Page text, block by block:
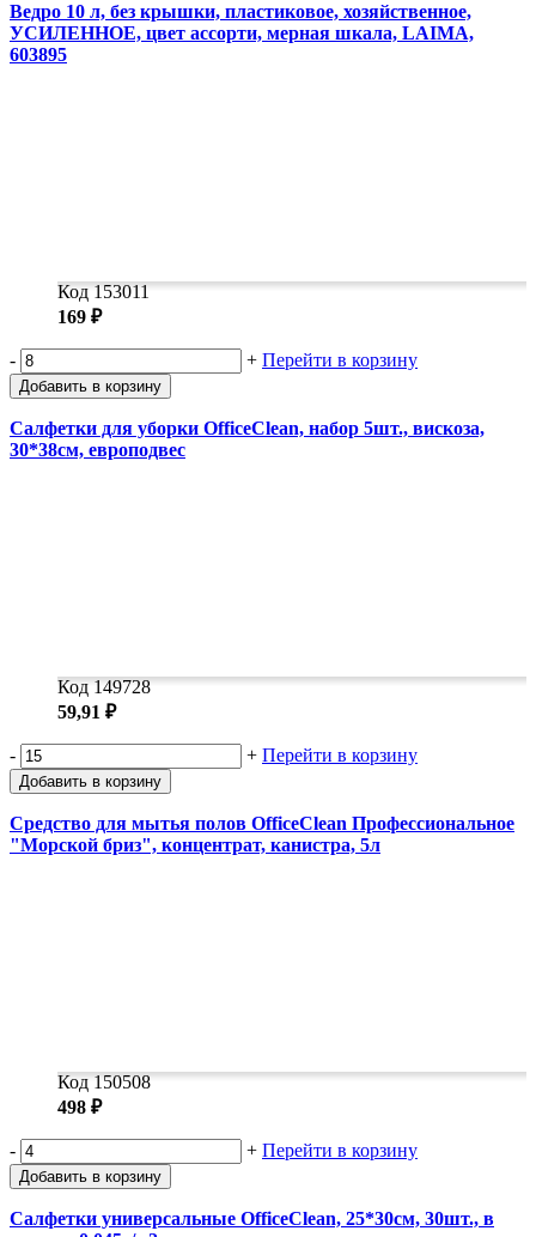
Ведро 10 л, без крышки, пластиковое, хозяйственное,
УСИЛЕННОЕ, цвет ассорти, мерная шкала, LAIMA,
603895
Код 153011
169 ₽
- + Перейти в корзину
Добавить в корзину
Салфетки для уборки OfficeClean, набор 5шт., вискоза,
30*38см, европодвес
Код 149728
59,91 ₽
- + Перейти в корзину
Добавить в корзину
Средство для мытья полов OfficeClean Профессиональное
"Морской бриз", концентрат, канистра, 5л
Код 150508
498 ₽
- + Перейти в корзину
Добавить в корзину
Салфетки универсальные OfficeClean, 25*30см, 30шт., в